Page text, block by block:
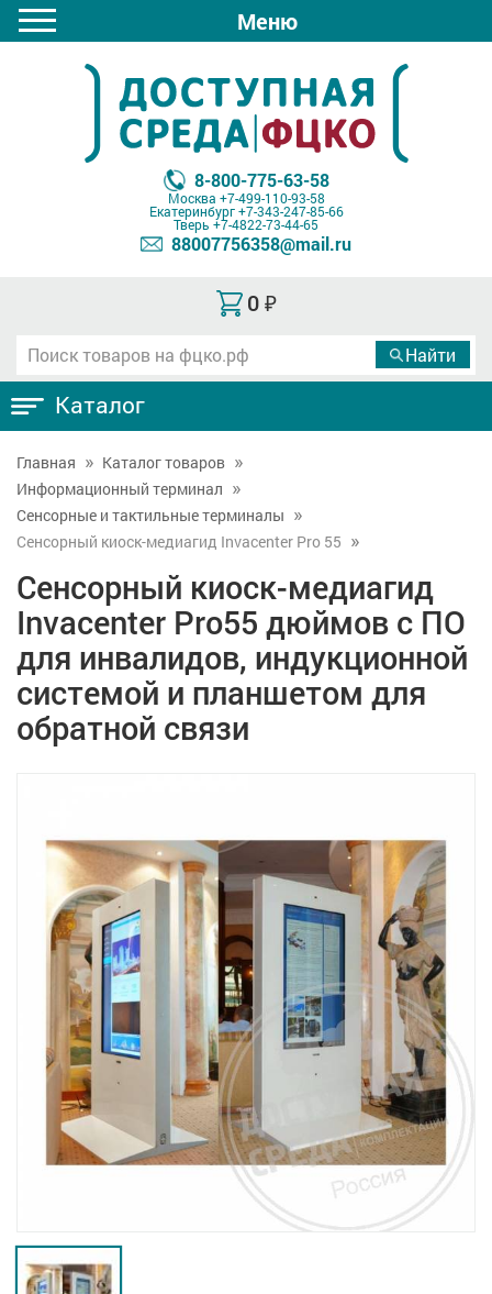
Меню
8-800-775-63-58
Москва +7-499-110-93-58
Екатеринбург+7-343-247-85-66
Тверь +7-4822-73-44-65
88007756358@mail.ru
0 ₽
Каталог
Главная
Каталог товаров
Информационный терминал
Сенсорные и тактильные терминалы
Сенсорный киоск-медиагид Invacenter Pro 55
Сенсорный киоск-медиагид
Invacenter Pro55 дюймов с ПО
для инвалидов, индукционной
системой и планшетом для
обратной связи